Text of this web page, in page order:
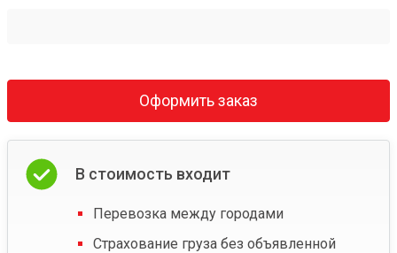
Оформить заказ
В стоимость входит
Перевозка между городами
Страхование груза без объявленной